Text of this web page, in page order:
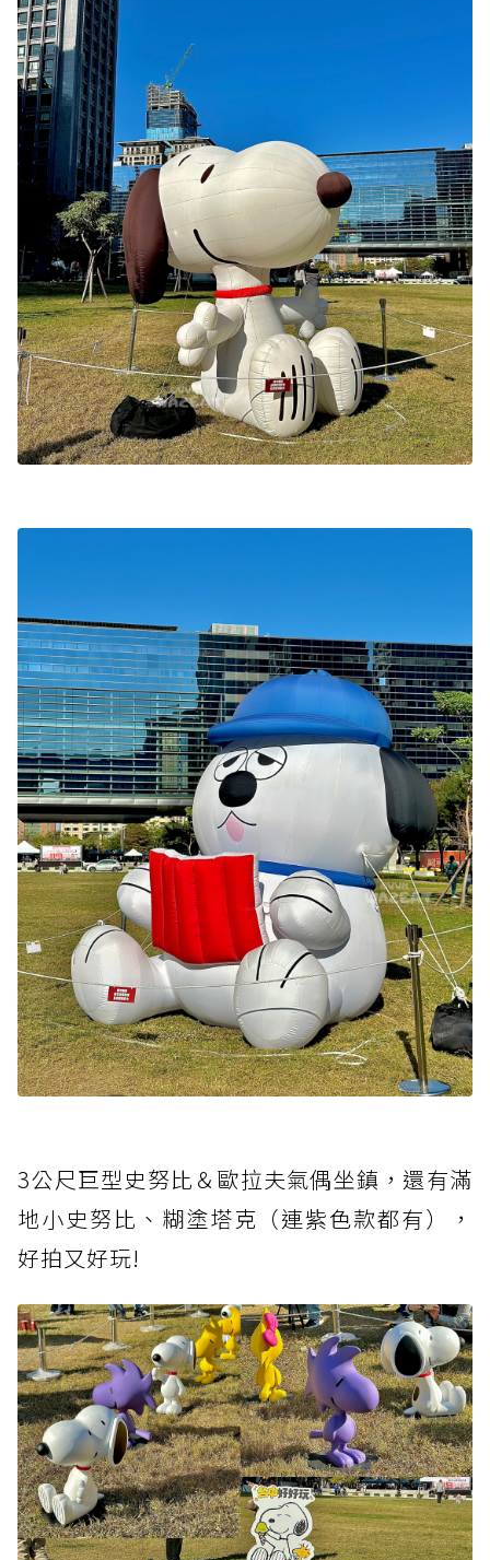
3公尺巨型史努比＆歐拉夫氣偶坐鎮，還有滿
地小史努比、糊塗塔克（連紫色款都有），
好拍又好玩!